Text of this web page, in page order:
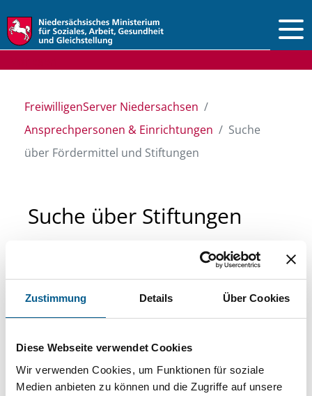
Zustimmung Details Über Cookies
Diese Webseite verwendet Cookies
Wir verwenden Cookies, um Funktionen für soziale
Medien anbieten zu können und die Zugriffe auf unsere
FreiwilligenServer Niedersachsen
Ansprechpersonen & Einrichtungen
Suche
über Fördermittel und Stiftungen
Suche über Stiftungen
Sie suchen finanzielle Unterstützung für ein
Projekt oder ein Vorhaben? Hier können Sie
direkt über unsere Fördermitteldatenbank und
Stiftungsdatenbank recherchieren. Bei der
Suche bitte die Groß- und Kleinschreibung